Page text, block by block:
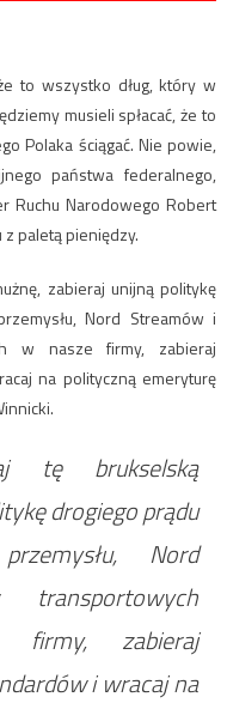
to wszystko dług, który w
musieli spłacać, że to
Polaka ściągać. Nie powie,
państwa federalnego,
Ruchu Narodowego Robert
paletą pieniędzy.
zabieraj unijną politykę
Nord Streamów i
w nasze firmy, zabieraj
na polityczną emeryturę
tę brukselską
drogiego prądu
Nord
firmy, zabieraj
i wracaj na